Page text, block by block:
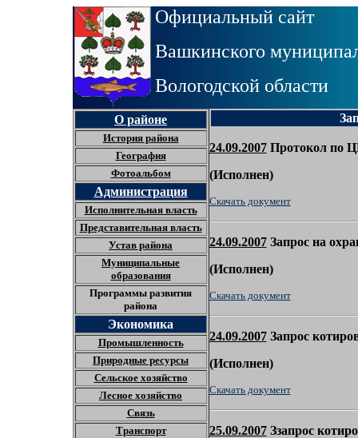
Официальный сайт
Вашкинского
Вологодской области
О районе
История района
География
Фотоальбом
Администрация
Исполнительная власть
Представительная власть
Устав района
Муниципальные
образования
Программы развития
района
Экономика
Промышленность
Природные ресурсы
Сельское хозяйство
Лесное хозяйство
Связь
Транспорт
24.09.2007 Протокол по
(Исполнен)
Скачать документ
24.09.2007Запрос на
(Исполнен)
Скачать документ
24.09.2007Запрос
(Исполнен)
Скачать документ
25.09.2007Ззапрос